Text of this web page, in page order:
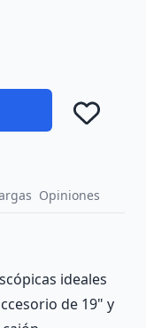
Opiniones
ideales
de 19" y